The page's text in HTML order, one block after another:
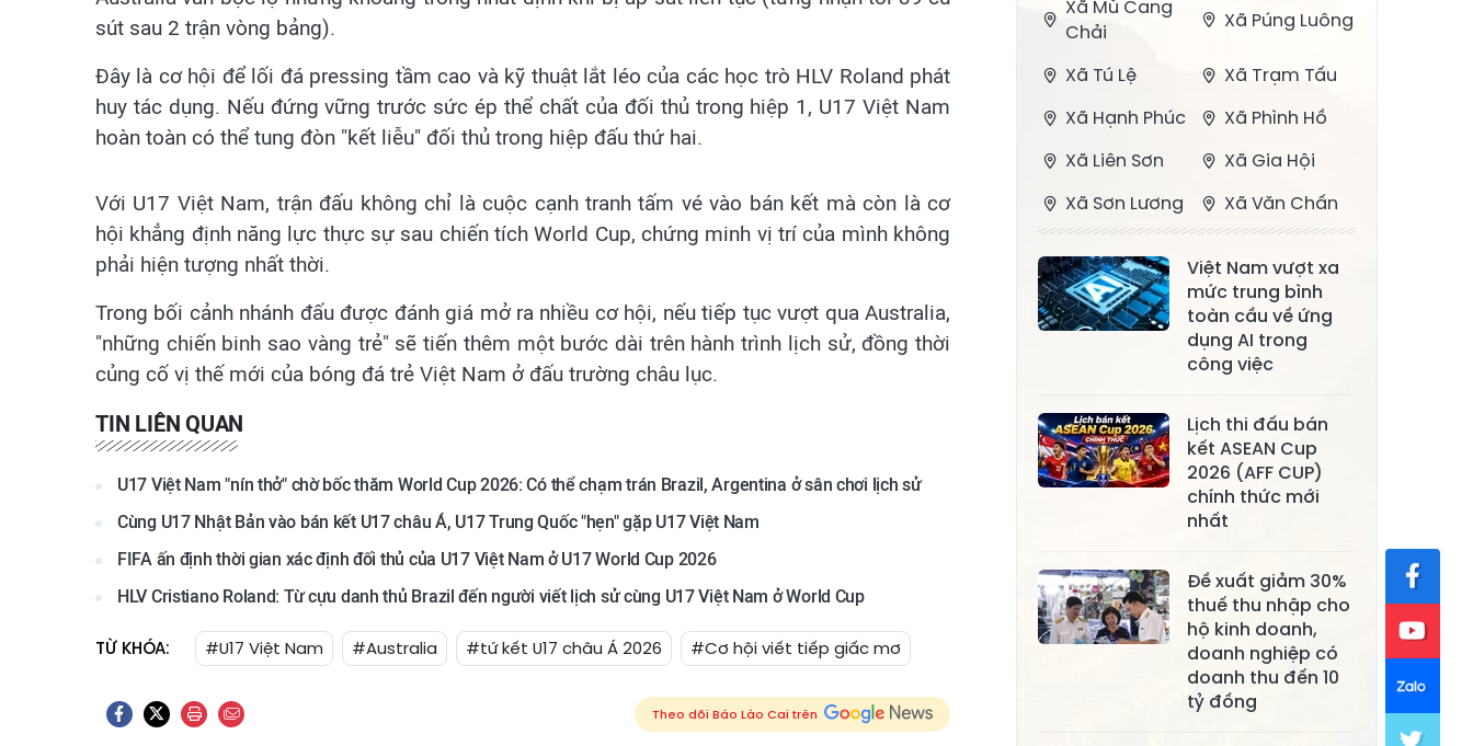
sút sau 2 trận vòng bảng).
Đây là cơ hội để lối đá pressing tầm cao và kỹ thuật lắt léo của các học trò HLV Roland phát
huy tác dụng. Nếu đứng vững trước sức ép thể chất của đối thủ trong hiệp 1, U17 Việt Nam
hoàn toàn có thể tung đòn "kết liễu" đối thủ trong hiệp đấu thứ hai.
Với U17 Việt Nam, trận đấu không chỉ là cuộc cạnh tranh tấm vé vào bán kết mà còn là cơ
hội khẳng định năng lực thực sự sau chiến tích World Cup, chứng minh vị trí của mình không
phải hiện tượng nhất thời.
Trong bối cảnh nhánh đấu được đánh giá mở ra nhiều cơ hội, nếu tiếp tục vượt qua Australia,
"những chiến binh sao vàng trẻ" sẽ tiến thêm một bước dài trên hành trình lịch sử, đồng thời
củng cố vị thế mới của bóng đá trẻ Việt Nam ở đấu trường châu lục.
TIN LIÊN QUAN
U17 Việt Nam "nín thở" chờ bốc thăm World Cup 2026: Có thể chạm trán Brazil, Argentina ở sân chơi lịch sử
Cùng U17 Nhật Bản vào bán kết U17 châu Á, U17 Trung Quốc "hẹn" gặp U17 Việt Nam
FIFA ấn định thời gian xác định đối thủ của U17 Việt Nam ở U17 World Cup 2026
HLV Cristiano Roland: Từ cựu danh thủ Brazil đến người viết lịch sử cùng U17 Việt Nam ở World Cup
TỪ KHÓA: #U17 Việt Nam #Australia #tứ kết U17 châu Á 2026 #Cơ hội viết tiếp giấc mơ
Theo dõi Báo Lào Cai trên
Xã Mù Cang
Chải
Xã Púng Luông
Xã Tú Lệ
Xã Trạm Tấu
Xã Hạnh Phúc
Xã Phình Hồ
Xã Liên Sơn
Xã Gia Hội
Xã Sơn Lương
Xã Văn Chấn
Bằng La
Xã Chấn Thịnh
Xã Nghĩa Tâm
Xã Phong Dụ
Hạ
Xã Lâm Giang
Xã Đông
Cuông
Xã Tân Hợp
Xã Mậu A Xã Xuân Ái
Xã Lâm
Xã Lục Yên
Xã Tân Lĩnh
Xã Khánh Hòa
Xã Phúc Lợi
Xã Cảm Nhân
Việt Nam vượt xa
mức trung bình
toàn cầu về ứng
dụng AI trong
công việc
Lịch thi đấu bán
kết ASEAN Cup
2026 (AFF CUP)
chính thức mới
nhất
Đề xuất giảm 30%
thuế thu nhập cho
hộ kinh doanh,
doanh nghiệp có
doanh thu đến 10
tỷ đồng